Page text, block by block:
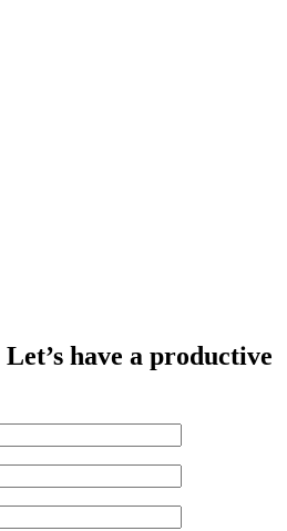
Let’s have a productive